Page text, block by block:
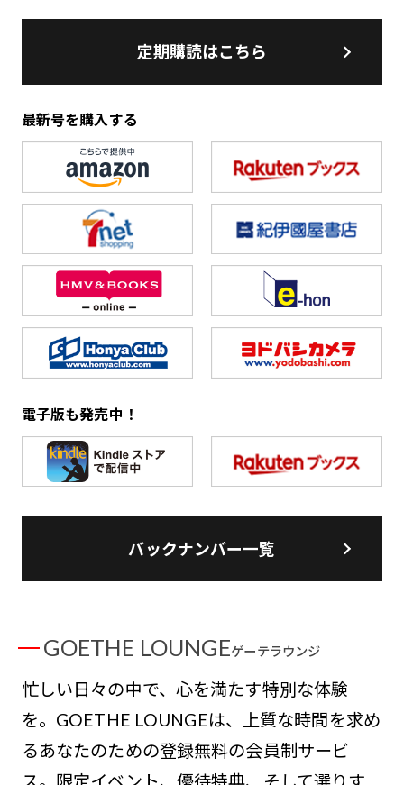
定期購読はこちら
最新号を購入する
電子版も発売中！
バックナンバー一覧
GOETHE LOUNGEゲーテラウンジ
忙しい日々の中で、心を満たす特別な体験
を。GOETHE LOUNGEは、上質な時間を求め
るあなたのための登録無料の会員制サービ